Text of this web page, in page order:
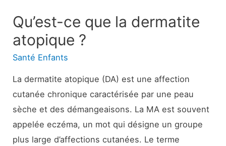
Qu’est-ce que la dermatite
atopique ?
Santé Enfants
La dermatite atopique (DA) est une affection
cutanée chronique caractérisée par une peau
sèche et des démangeaisons. La MA est souvent
appelée eczéma, un mot qui désigne un groupe
plus large d’affections cutanées. Le terme